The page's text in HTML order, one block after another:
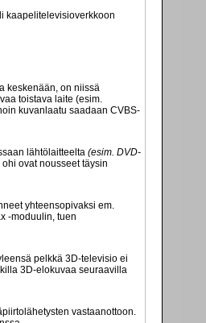
kaapelitelevisioverkkoon
keskenään, on niissä
toistava laite (esim.
kuvanlaatu saadaan CVBS-
lähtölaitteelta (esim. DVD-
ovat nousseet täysin
yhteensopivaksi em.
-moduulin, tuen
pelkkä 3D-televisio ei
3D-elokuvaa seuraavilla
vastaanottoon.